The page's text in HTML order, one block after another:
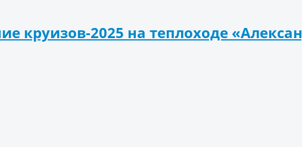
круизов-2025 на теплоходе